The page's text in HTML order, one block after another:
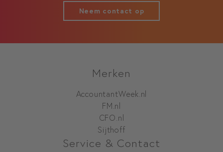
Neem contact op
Merken
AccountantWeek.nl
FM.nl
CFO.nl
Sijthoff
Service & Contact